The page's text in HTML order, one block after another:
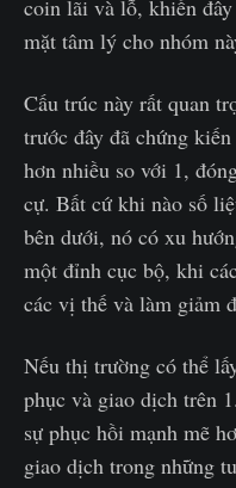
coin lãi và lỗ, khiến
mặt tâm lý cho nhóm
Cấu trúc này rất quan
trước đây đã chứng
hơn nhiều so với 1,
cự. Bất cứ khi nào số
bên dưới, nó có xu
một đỉnh cục bộ, khi
các vị thế và làm giảm
Nếu thị trường có thể
phục và giao dịch trên
sự phục hồi mạnh mẽ
giao dịch trong những